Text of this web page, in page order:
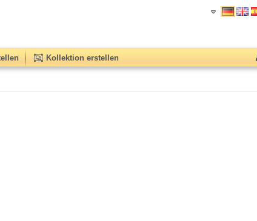
Kollektion erstellen